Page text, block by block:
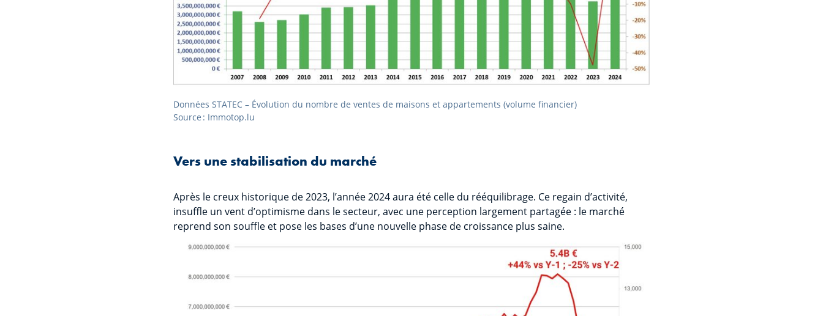
Données STATEC – Évolution du nombre de ventes de maisons et appartements (volume financier)
Source : Immotop.lu
Vers une stabilisation du marché
Après le creux historique de 2023, l’année 2024 aura été celle du rééquilibrage. Ce regain d’activité,
insuffle un vent d’optimisme dans le secteur, avec une perception largement partagée : le marché
reprend son souffle et pose les bases d’une nouvelle phase de croissance plus saine.